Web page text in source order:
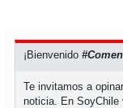
soyvaldivia
soyosorno
¡Bienvenido
Te invitamos a
noticia. En SoyChile